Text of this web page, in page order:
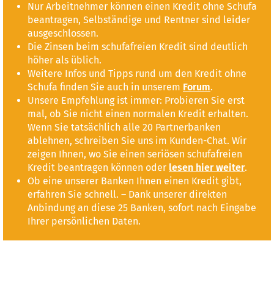
Nur Arbeitnehmer können einen Kredit ohne Schufa
beantragen, Selbständige und Rentner sind leider
ausgeschlossen.
Die Zinsen beim schufafreien Kredit sind deutlich
höher als üblich.
Weitere Infos und Tipps rund um den Kredit ohne
Schufa finden Sie auch in unserem Forum.
Unsere Empfehlung ist immer: Probieren Sie erst
mal, ob Sie nicht einen normalen Kredit erhalten.
Wenn Sie tatsächlich alle 20 Partnerbanken
ablehnen, schreiben Sie uns im Kunden-Chat. Wir
zeigen Ihnen, wo Sie einen seriösen schufafreien
Kredit beantragen können oder lesen hier weiter.
Ob eine unserer Banken Ihnen einen Kredit gibt,
erfahren Sie schnell. – Dank unserer direkten
Anbindung an diese 25 Banken, sofort nach Eingabe
Ihrer persönlichen Daten.